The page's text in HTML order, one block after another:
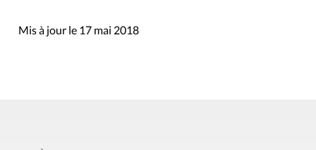
Mis à jour le 17 mai 2018